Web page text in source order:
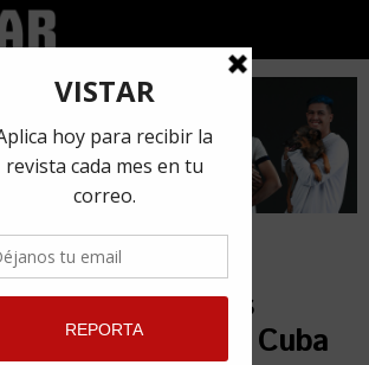
10 modelos más
la industria en Cuba